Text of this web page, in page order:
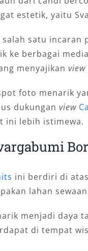
estetik, yaitu
satu incaran
ke berbagai
menyajikan view
foto menarik
dukungan view
ini lebih istimewa.
ini berdiri di
lahan
menjadi daya
di tempat